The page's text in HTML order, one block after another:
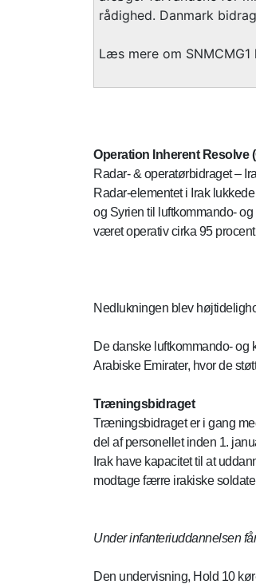
rådighed. Danmark
Læs mere om SNMCMG1
Operation Inherent Resolve
Radar- & operatørbidraget –
Radar-elementet i Irak
og Syrien til luftkommando-
været operativ cirka 95 procent
Nedlukningen blev
De danske luftkommando- og
Arabiske Emirater, hvor de
Træningsbidraget
Træningsbidraget er i gang
del af personellet inden 1.
Irak have kapacitet til at
modtage færre irakiske
Under infanteriuddannelsen
Den undervisning, Hold 10